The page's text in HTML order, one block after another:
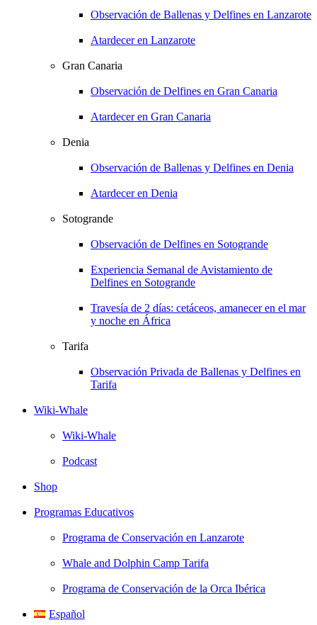
Observación de Ballenas y Delfines en Lanzarote
Atardecer en Lanzarote
Gran Canaria
Observación de Delfines en Gran Canaria
Atardecer en Gran Canaria
Denia
Observación de Ballenas y Delfines en Denia
Atardecer en Denia
Sotogrande
Observación de Delfines en Sotogrande
Experiencia Semanal de Avistamiento de
Delfines en Sotogrande
Travesía de 2 días: cetáceos, amanecer en el mar
y noche en África
Tarifa
Observación Privada de Ballenas y Delfines en
Tarifa
Wiki-Whale
Wiki-Whale
Podcast
Shop
Programas Educativos
Programa de Conservación en Lanzarote
Whale and Dolphin Camp Tarifa
Programa de Conservación de la Orca Ibérica
Español